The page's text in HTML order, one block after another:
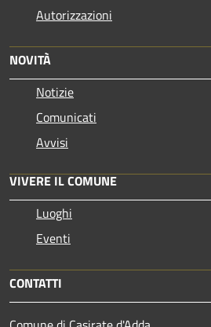
Autorizzazioni
NOVITÀ
Notizie
Comunicati
Avvisi
VIVERE IL COMUNE
Luoghi
Eventi
CONTATTI